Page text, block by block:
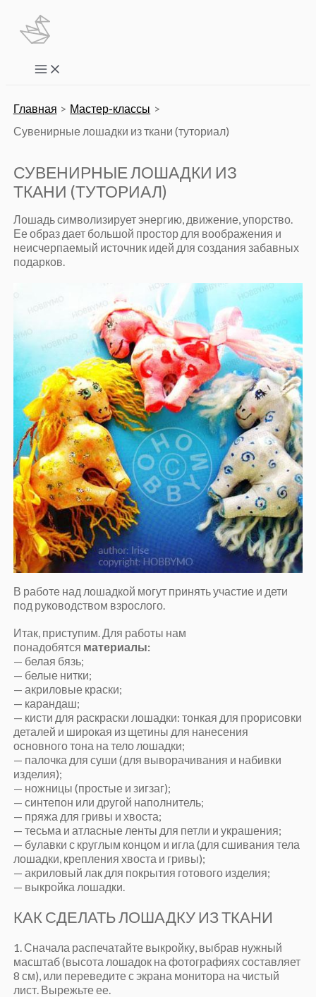
Перейти
содержимому
Main
Menu
Главная
Мастер-классы
Сувенирные лошадки из ткани (туториал)
СУВЕНИРНЫЕ ЛОШАДКИ ИЗ
ТКАНИ (ТУТОРИАЛ)
Лошадь символизирует энергию, движение, упорство.
Ее образ дает большой простор для воображения и
неисчерпаемый источник идей для создания забавных
подарков.
В работе над лошадкой могут принять участие и дети
под руководством взрослого.
Итак, приступим. Для работы нам
понадобятся материалы:
— белая бязь;
— белые нитки;
— акриловые краски;
— карандаш;
— кисти для раскраски лошадки: тонкая для прорисовки
деталей и широкая из щетины для нанесения
основного тона на тело лошадки;
— палочка для суши (для выворачивания и набивки
изделия);
— ножницы (простые и зигзаг);
— синтепон или другой наполнитель;
— пряжа для гривы и хвоста;
— тесьма и атласные ленты для петли и украшения;
— булавки с круглым концом и игла (для сшивания тела
лошадки, крепления хвоста и гривы);
— акриловый лак для покрытия готового изделия;
— выкройка лошадки.
КАК СДЕЛАТЬ ЛОШАДКУ ИЗ ТКАНИ
1. Сначала распечатайте выкройку, выбрав нужный
масштаб (высота лошадок на фотографиях составляет
8 см), или переведите с экрана монитора на чистый
лист. Вырежьте ее.